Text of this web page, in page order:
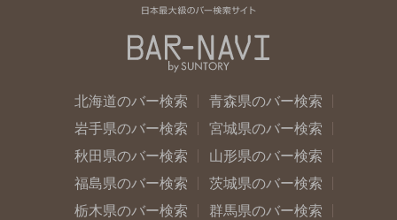
北海道のバー検索
青森県のバー検索
岩手県のバー検索
宮城県のバー検索
秋田県のバー検索
山形県のバー検索
福島県のバー検索
茨城県のバー検索
栃木県のバー検索
群馬県のバー検索